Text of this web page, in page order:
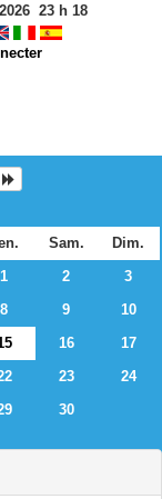
23h 18
Sam.
Dim.
1 2
3
8 9
10
16
17
23
24
30